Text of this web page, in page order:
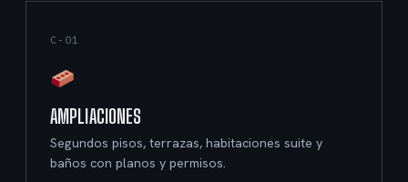
C-01
AMPLIACIONES
Segundos pisos, terrazas, habitaciones suite y
baños con planos y permisos.